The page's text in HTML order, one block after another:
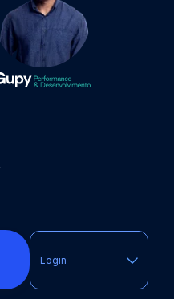
Login